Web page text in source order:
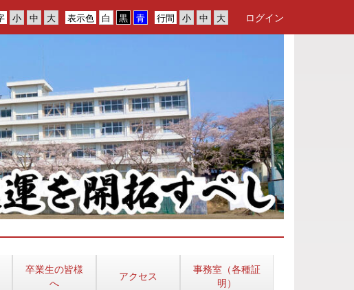
行間
表示色 ログイン
卒業生の皆様
へ
アクセス
事務室（各種証
明）